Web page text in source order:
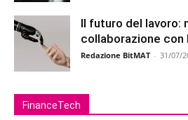
Il futuro del lavoro:
collaborazione con
Redazione BitMAT - 31/07/
FinanceTech